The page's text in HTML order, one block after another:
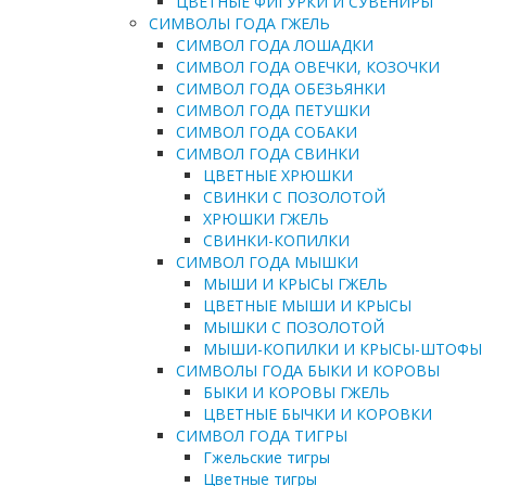
СИМВОЛЫ ГОДА ГЖЕЛЬ
СИМВОЛ ГОДА ЛОШАДКИ
СИМВОЛ ГОДА ОВЕЧКИ, КОЗОЧКИ
СИМВОЛ ГОДА ОБЕЗЬЯНКИ
СИМВОЛ ГОДА ПЕТУШКИ
СИМВОЛ ГОДА СОБАКИ
СИМВОЛ ГОДА СВИНКИ
ЦВЕТНЫЕ ХРЮШКИ
СВИНКИ С ПОЗОЛОТОЙ
ХРЮШКИ ГЖЕЛЬ
СВИНКИ-КОПИЛКИ
СИМВОЛ ГОДА МЫШКИ
МЫШИ И КРЫСЫ ГЖЕЛЬ
ЦВЕТНЫЕ МЫШИ И КРЫСЫ
МЫШКИ С ПОЗОЛОТОЙ
МЫШИ-КОПИЛКИ И КРЫСЫ-ШТОФЫ
СИМВОЛЫ ГОДА БЫКИ И КОРОВЫ
БЫКИ И КОРОВЫ ГЖЕЛЬ
ЦВЕТНЫЕ БЫЧКИ И КОРОВКИ
СИМВОЛ ГОДА ТИГРЫ
Гжельские тигры
Цветные тигры